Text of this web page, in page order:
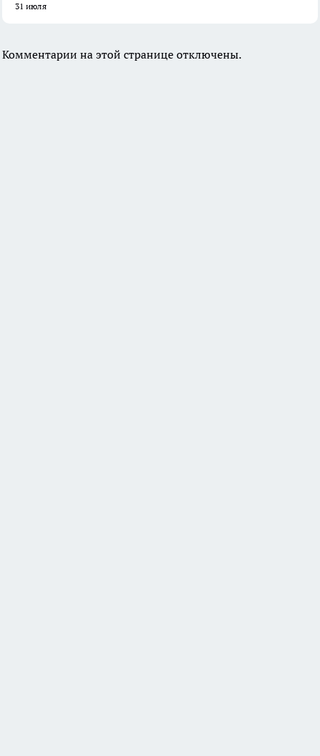
31 июля
Комментарии на этой странице отключены.